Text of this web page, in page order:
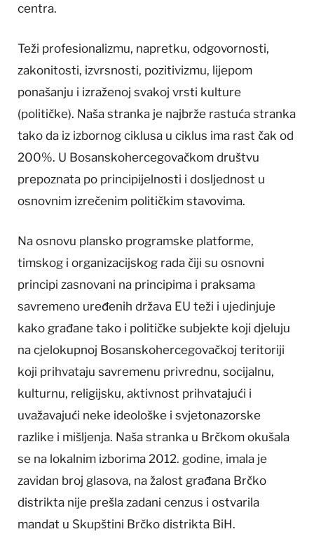
centra.
Teži profesionalizmu, napretku, odgovornosti,
zakonitosti, izvrsnosti, pozitivizmu, lijepom
ponašanju i izraženoj svakoj vrsti kulture
(političke). Naša stranka je najbrže rastuća stranka
tako da iz izbornog ciklusa u ciklus ima rast čak od
200%. U Bosanskohercegovačkom društvu
prepoznata po principijelnosti i dosljednost u
osnovnim izrečenim političkim stavovima.
Na osnovu plansko programske platforme,
timskog i organizacijskog rada čiji su osnovni
principi zasnovani na principima i praksama
savremeno uređenih država EU teži i ujedinjuje
kako građane tako i političke subjekte koji djeluju
na cjelokupnoj Bosanskohercegovačkoj teritoriji
koji prihvataju savremenu privrednu, socijalnu,
kulturnu, religijsku, aktivnost prihvatajući i
uvažavajući neke ideološke i svjetonazorske
razlike i mišljenja. Naša stranka u Brčkom okušala
se na lokalnim izborima 2012. godine, imala je
zavidan broj glasova, na žalost građana Brčko
distrikta nije prešla zadani cenzus i ostvarila
mandat u Skupštini Brčko distrikta BiH.